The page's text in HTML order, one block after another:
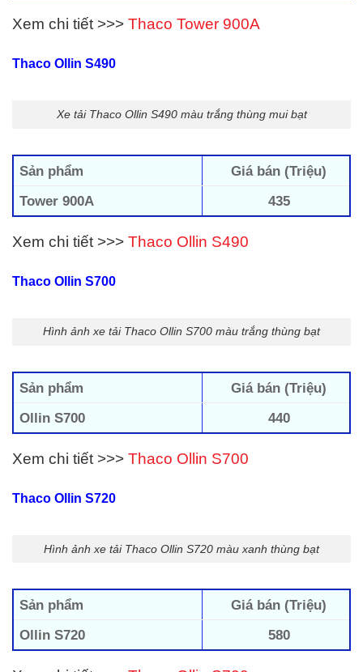
Xem chi tiết >>> Thaco Tower 900A
Thaco Ollin S490
Xe tải Thaco Ollin S490 màu trắng thùng mui bạt
Sản phẩm
Giá bán (Triệu)
Tower 900A
435
Xem chi tiết >>> Thaco Ollin S490
Thaco Ollin S700
Hình ảnh xe tải Thaco Ollin S700 màu trắng thùng bạt
Sản phẩm
Giá bán (Triệu)
Ollin S700
440
Xem chi tiết >>> Thaco Ollin S700
Thaco Ollin S720
Hình ảnh xe tải Thaco Ollin S720 màu xanh thùng bạt
Sản phẩm
Giá bán (Triệu)
Ollin S720
580